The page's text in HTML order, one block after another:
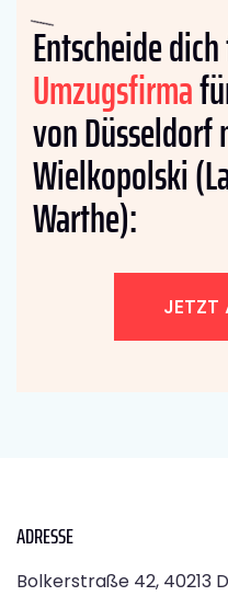
Entscheide
Umzugsfirma
von Düsseldorf
Wielkopolski
Warthe):
JETZT
ADRESSE
Bolkerstraße 42, 40213